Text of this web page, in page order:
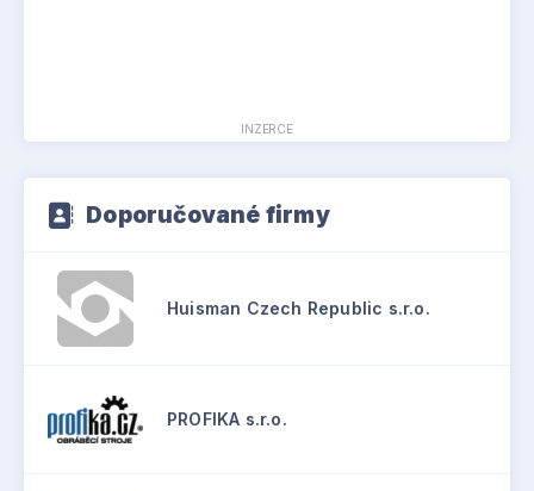
INZERCE
Doporučované firmy
Huisman Czech Republic s.r.o.
PROFIKA s.r.o.